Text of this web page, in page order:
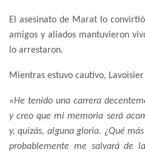
El asesinato de Marat lo
amigos y aliados mantuvieron
lo arrestaron.
Mientras estuvo cautivo,
«He tenido una carrera
y creo que mi memoria será
y, quizás, alguna gloria. ¿Qué
probablemente me salvará de